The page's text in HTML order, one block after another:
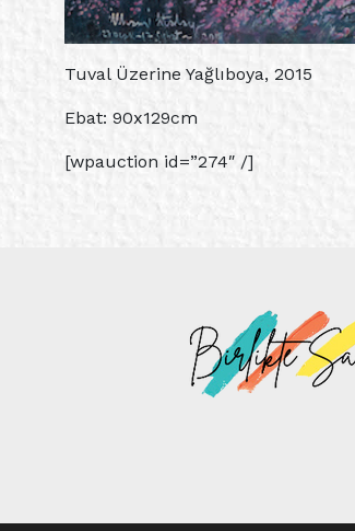
Tuval Üzerine Yağlıboya, 2015
Ebat: 90x129cm
[wpauction id=”274″ /]